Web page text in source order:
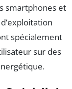
smartphones et
spécialement
sur des